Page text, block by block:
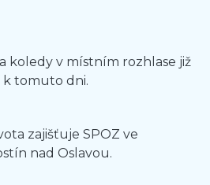
koledy v místním rozhlase již
tomuto dni.
zajišťuje SPOZ ve
nad Oslavou.